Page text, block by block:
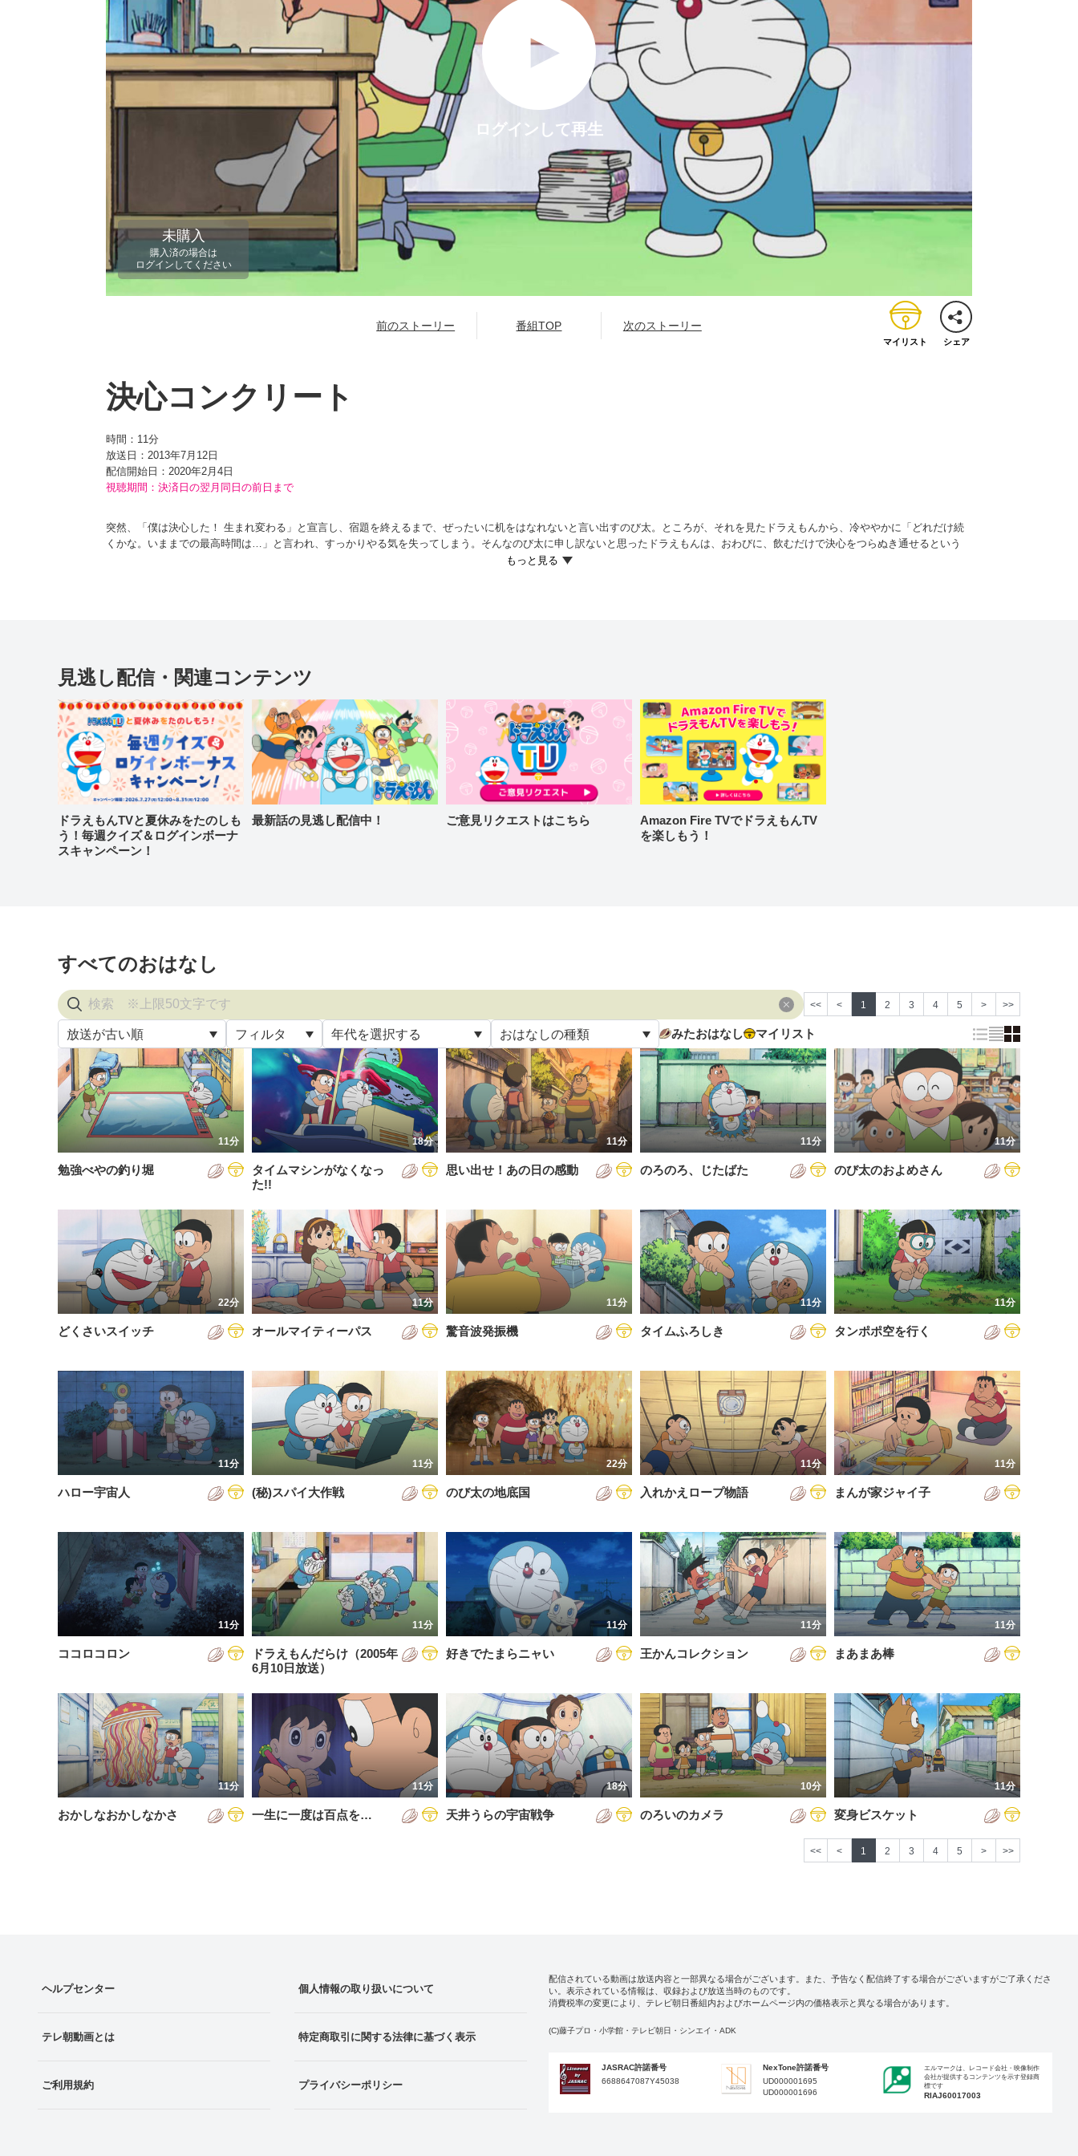
未購入
購入済の場合は
ログインしてください
ログインして再生
前のストーリー 番組TOP 次のストーリー
マイリスト シェア
決心コンクリート
時間： 11分
放送日：2013年7月12日
配信開始日： 2020年2月4日
視聴期間：決済日の翌月同日の前日まで
突然、「僕は決心した！ 生まれ変わる」と宣言し、宿題を終えるまで、ぜったいに机をはなれないと言い出すのび太。ところが、それを見たドラえもんから、冷ややかに「どれだけ続
くかな。いままでの最高時間は…」と言われ、すっかりやる気を失ってしまう。そんなのび太に申し訳ないと思ったドラえもんは、おわびに、飲むだけで決心をつらぬき通せるという
『ケッシンコンクリート』を取り出す。 ためしに、「宿題をやり終えるまでは、机の前をはなれない」と決心しながらケッシンコンクリートを飲むのび太。すると、やる気がみなぎ
見逃し配信・関連コンテンツ
ドラえもんTVと夏休みをたのしも
う！毎週クイズ＆ログインボーナ
スキャンペーン！
最新話の見逃し配信中！ ご意見リクエストはこちら
Amazon Fire TVでドラえもんTV
を楽しもう！
すべてのおはなし
<< < 1 2 3 4 5 > >>
放送が古い順
放送が古い順
放送が新しい順
配信が古い順
配信が新しい順
あいうえお順(降順)
動画が長い順
動画が短い順
フィルタ
すべて
視聴済み
年代を選択する
すべて
2005年
2006年
2007年
2009年
2010年
2011年
2012年
2013年
2015年
2016年
2017年
2018年
2020年
2021年
2022年
2023年
2024年
2026年
おはなしの種類
すべて
通常回
誕生日スペシャル
みたおはなし マイリスト
11分
勉強べやの釣り堀
18分
タイムマシンがなくなっ
た!!
11分
思い出せ！あの日の感動
11分
のろのろ、じたばた
11分
のび太のおよめさん
22分
どくさいスイッチ
11分
オールマイティーパス
11分
驚音波発振機
11分
タイムふろしき
11分
タンポポ空を行く
11分
ハロー宇宙人
11分
(秘)スパイ大作戦
22分
のび太の地底国
11分
入れかえロープ物語
11分
まんが家ジャイ子
11分
ココロコロン
11分
ドラえもんだらけ（2005年
6月10日放送）
11分
好きでたまらニャい
11分
王かんコレクション
11分
まあまあ棒
11分
おかしなおかしなかさ
11分
一生に一度は百点を…
18分
天井うらの宇宙戦争
10分
のろいのカメラ
11分
変身ビスケット
<< < 1 2 3 4 5 > >>
ヘルプセンター
テレ朝動画とは
ご利用規約
個人情報の取り扱いについて
特定商取引に関する法律に基づく表示
プライバシーポリシー
配信されている動画は放送内容と一部異なる場合がございます。また、予告なく配信終了する場合がございますがご了承くださ
い。表示されている情報は、収録および放送当時のものです。
消費税率の変更により、テレビ朝日番組内およびホームページ内の価格表示と異なる場合があります。
(C)藤子プロ・小学館・テレビ朝日・シンエイ・ADK
JASRAC許諾番号
6688647087Y45038
NexTone許諾番号
UD000001695
UD000001696
エルマークは、レコード会社・映像制作
会社が提供するコンテンツを示す登録商
標です
RIAJ60017003